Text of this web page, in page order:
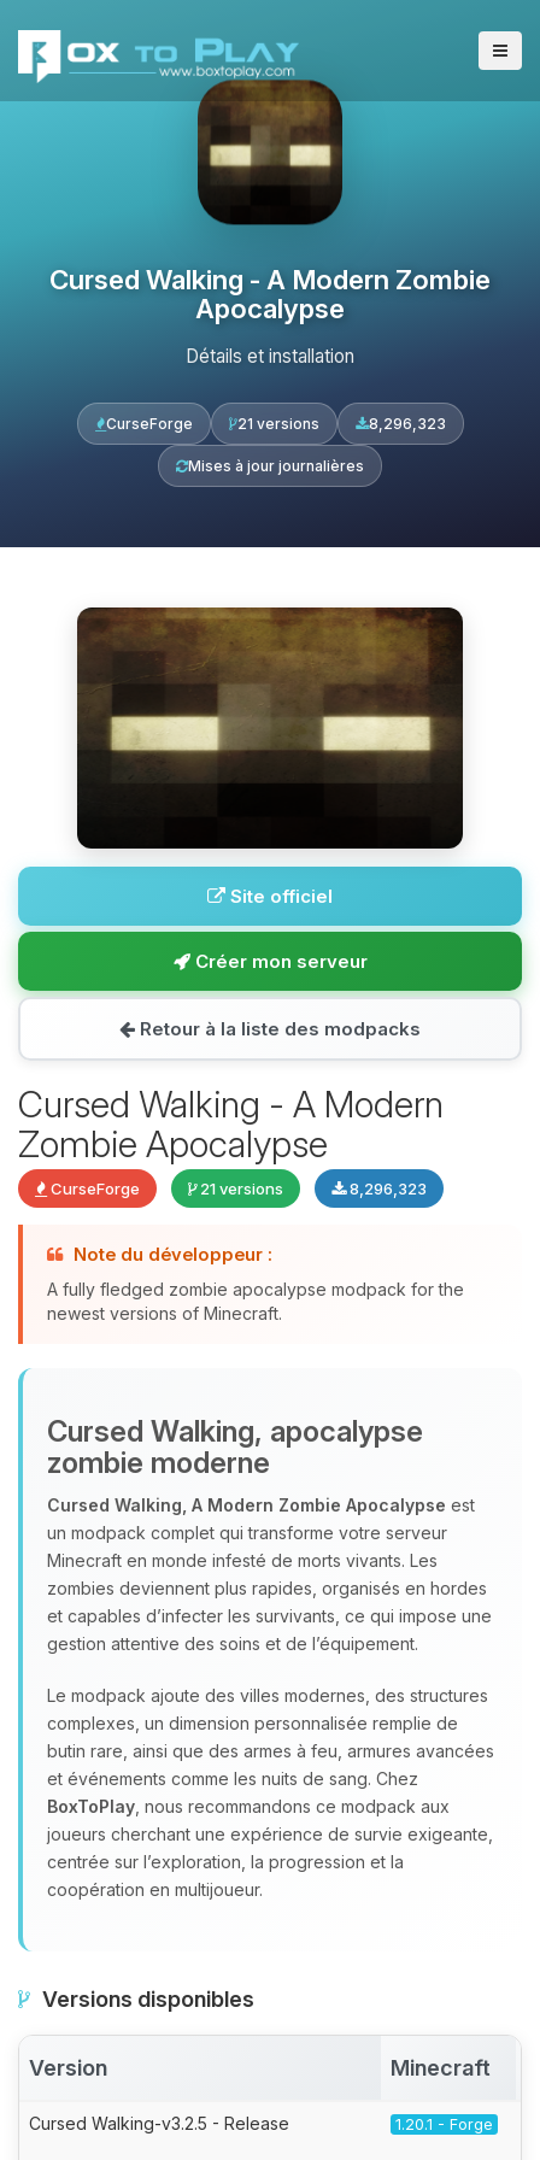
Cursed Walking - A Modern Zombie
Apocalypse
Détails et installation
CurseForge 21 versions 8,296,323
Mises à jour journalières
Site officiel
Créer mon serveur
Retour à la liste des modpacks
Cursed Walking - A Modern
Zombie Apocalypse
CurseForge 21 versions 8,296,323
Note du développeur :
A fully fledged zombie apocalypse modpack for the
newest versions of Minecraft.
Cursed Walking, apocalypse
zombie moderne
Cursed Walking, A Modern Zombie Apocalypse est
un modpack complet qui transforme votre serveur
Minecraft en monde infesté de morts vivants. Les
zombies deviennent plus rapides, organisés en hordes
et capables d’infecter les survivants, ce qui impose une
gestion attentive des soins et de l’équipement.
Le modpack ajoute des villes modernes, des structures
complexes, un dimension personnalisée remplie de
butin rare, ainsi que des armes à feu, armures avancées
et événements comme les nuits de sang. Chez
BoxToPlay , nous recommandons ce modpack aux
joueurs cherchant une expérience de survie exigeante,
centrée sur l’exploration, la progression et la
coopération en multijoueur.
Versions disponibles
Version Minecraft
Cursed Walking-v3.2.5 - Release 1.20.1 - Forge
assistant BoxToPlay. Dis-moi ce dont
tu as besoin et je vais remuer mes
petits circuits pour t’aider.
08/08/2026 à 06:50